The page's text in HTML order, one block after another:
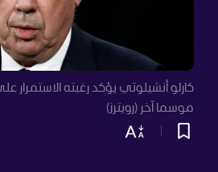
كارلو أنشيلوتي يؤكد رغبته الاستمرار
موسما آخر (رويترز)